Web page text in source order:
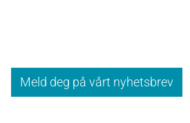
Meld deg på vårt nyhetsbrev